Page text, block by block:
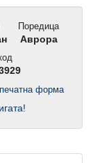
Поредица
Аврора